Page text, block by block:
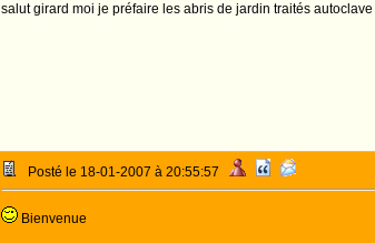
salut girard moi je préfaire les abris de jardin traités
Posté le 18-01-2007 à 20:55:57
Bienvenue